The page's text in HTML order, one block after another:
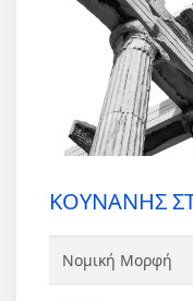
ΚΟΥΝΑΝΗΣ
Νομική Μορφή